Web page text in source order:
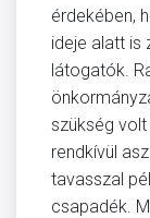
érdekében,
ideje alatt is
látogatók.
szükség
rendkívül
tavasszal
csapadék.